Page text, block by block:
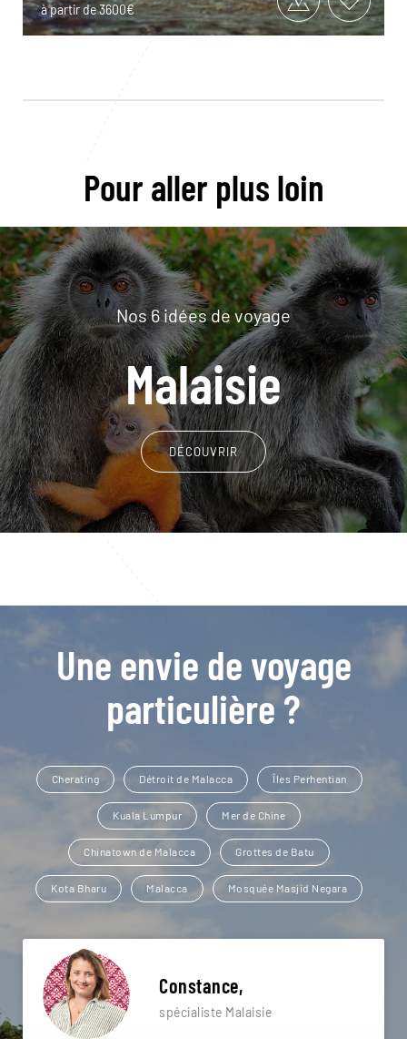
à partir de 3600€
Pour aller plus loin
Nos 6 idées de voyage
Malaisie
DÉCOUVRIR
Une envie de voyage
particulière ?
Cherating Détroit de Malacca Îles Perhentian
Kuala Lumpur Mer de Chine
Chinatown de Malacca Grottes de Batu
Kota Bharu Malacca Mosquée Masjid Negara
Constance,
spécialiste Malaisie